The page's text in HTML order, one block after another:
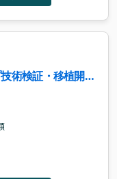
術検証・移植開